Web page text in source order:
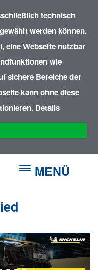
technisch
werden können.
eine Webseite nutzbar
wie
sichere Bereiche der
kann ohne diese
Details
MENÜ